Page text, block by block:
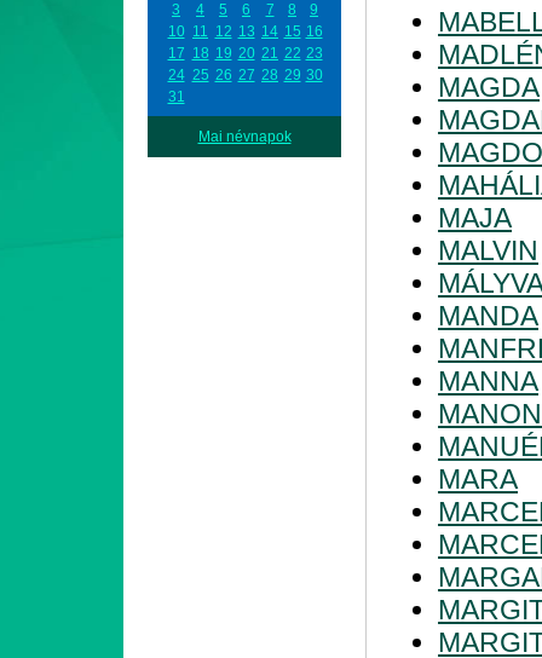
3
4 5 6 7 8
9
10 11 12 13 14 15 16
17 18 19 20 21 22 23
24 25 26 27 28 29 30
31
Mai névnapok
MAGDA
MAJA
MALVIN
MANDA
MANNA
MANON
MARA